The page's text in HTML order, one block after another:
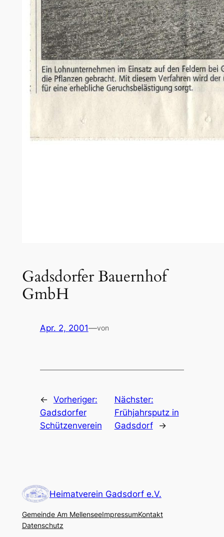
Gadsdorfer Bauernhof
GmbH
Apr. 2, 2001—von
← Vorheriger:
Gadsdorfer
Schützenverein
Nächster:
Frühjahrsputz in
Gadsdorf
→
Heimatverein Gadsdorf e.V.
Gemeinde Am MellenseeImpressumKontakt
Datenschutz